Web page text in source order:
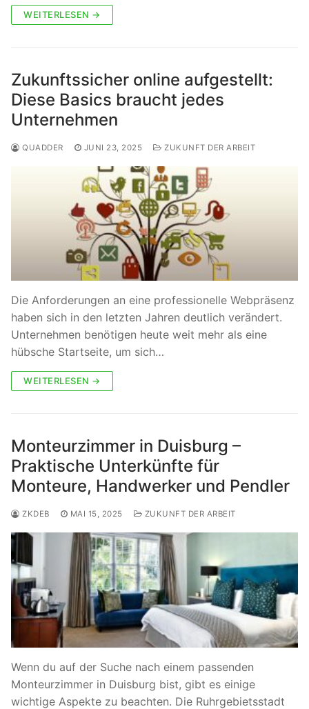
WEITERLESEN →
Zukunftssicher online aufgestellt:
Diese Basics braucht jedes
Unternehmen
QUADDER JUNI 23, 2025 ZUKUNFT DER ARBEIT
Die Anforderungen an eine professionelle Webpräsenz
haben sich in den letzten Jahren deutlich verändert.
Unternehmen benötigen heute weit mehr als eine
hübsche Startseite, um sich…
WEITERLESEN →
Monteurzimmer in Duisburg –
Praktische Unterkünfte für
Monteure, Handwerker und Pendler
ZKDEB MAI 15, 2025 ZUKUNFT DER ARBEIT
Wenn du auf der Suche nach einem passenden
Monteurzimmer in Duisburg bist, gibt es einige
wichtige Aspekte zu beachten. Die Ruhrgebietsstadt